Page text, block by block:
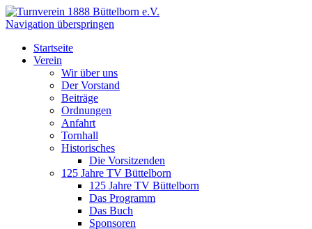
Navigation überspringen
Startseite
Verein
Wir über uns
Der Vorstand
Beiträge
Ordnungen
Anfahrt
Tornhall
Historisches
Die Vorsitzenden
125 Jahre TV Büttelborn
125 Jahre TV Büttelborn
Das Programm
Das Buch
Sponsoren